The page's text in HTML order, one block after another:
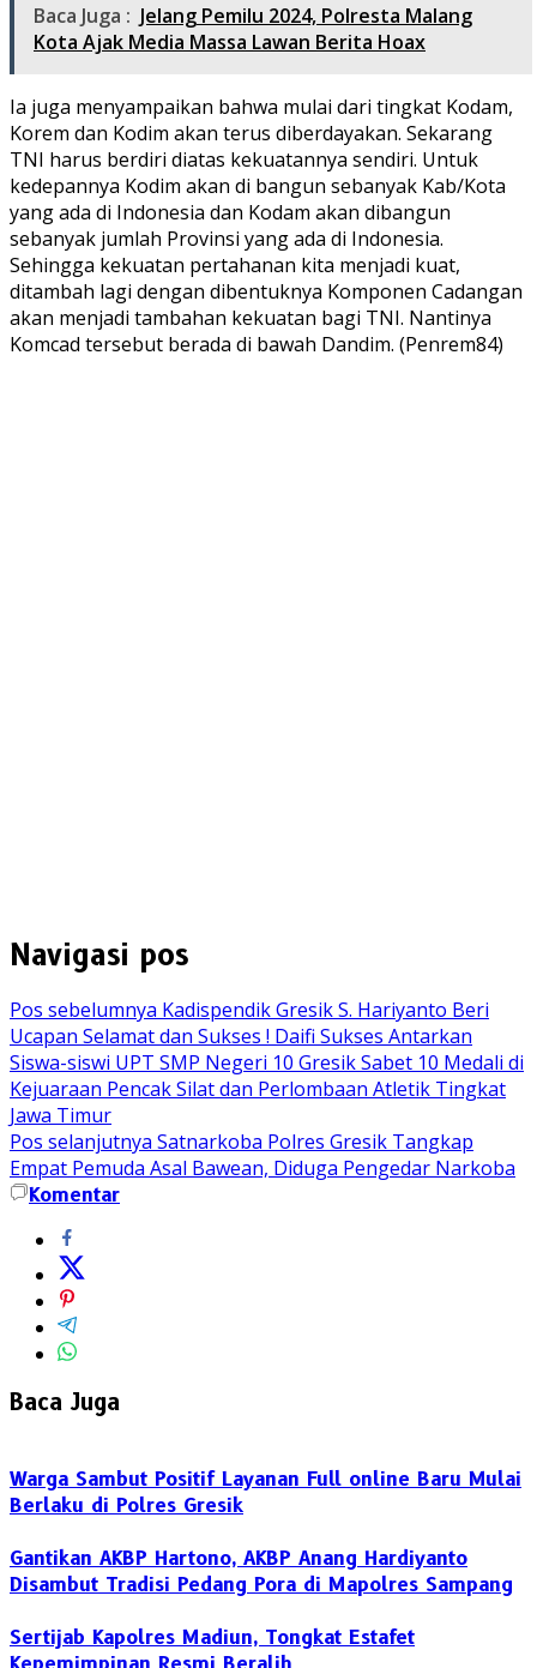
Baca Juga : Jelang Pemilu 2024, Polresta Malang
Kota Ajak Media Massa Lawan Berita Hoax
Ia juga menyampaikan bahwa mulai dari tingkat Kodam,
Korem dan Kodim akan terus diberdayakan. Sekarang
TNI harus berdiri diatas kekuatannya sendiri. Untuk
kedepannya Kodim akan di bangun sebanyak Kab/Kota
yang ada di Indonesia dan Kodam akan dibangun
sebanyak jumlah Provinsi yang ada di Indonesia.
Sehingga kekuatan pertahanan kita menjadi kuat,
ditambah lagi dengan dibentuknya Komponen Cadangan
akan menjadi tambahan kekuatan bagi TNI. Nantinya
Komcad tersebut berada di bawah Dandim. (Penrem84)
Navigasi pos
Pos sebelumnya Kadispendik Gresik S. Hariyanto Beri
Ucapan Selamat dan Sukses ! Daifi Sukses Antarkan
Siswa-siswi UPT SMP Negeri 10 Gresik Sabet 10 Medali di
Kejuaraan Pencak Silat dan Perlombaan Atletik Tingkat
Jawa Timur
Pos selanjutnya Satnarkoba Polres Gresik Tangkap
Empat Pemuda Asal Bawean, Diduga Pengedar Narkoba
Komentar
Baca Juga
Warga Sambut Positif Layanan Full online Baru Mulai
Berlaku di Polres Gresik
Gantikan AKBP Hartono, AKBP Anang Hardiyanto
Disambut Tradisi Pedang Pora di Mapolres Sampang
Sertijab Kapolres Madiun, Tongkat Estafet